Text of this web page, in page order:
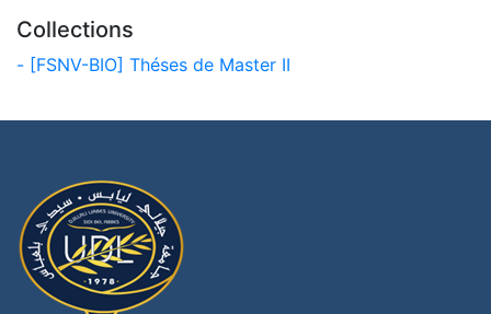
Collections
- [FSNV-BIO] Théses de Master II